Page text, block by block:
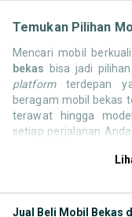
Temukan Pilihan
Mencari mobil
bekas bisa jadi
platformterdepan
beragam mobil bekas
terawat hingga
setiap perjalanan
ribuan daftar dari
dengan gaya hidup,
Jual Beli Mobil Bekas